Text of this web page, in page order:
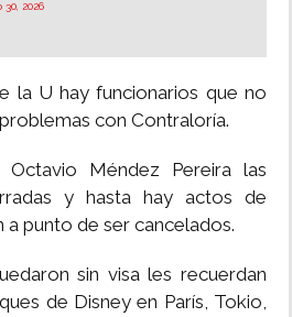
30, 2026
la U hay funcionarios que no
con Contraloría.
Méndez Pereira las
y hasta hay actos de
a punto de ser cancelados.
sin visa les recuerdan
de Disney en París, Tokio,